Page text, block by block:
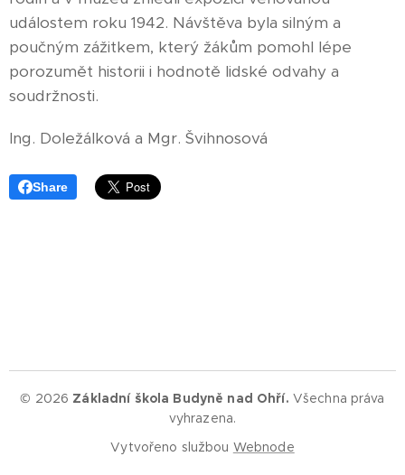
událostem roku 1942. Návštěva byla silným a
poučným zážitkem, který žákům pomohl lépe
porozumět historii i hodnotě lidské odvahy a
soudržnosti.
Ing. Doležálková a Mgr. Švihnosová
Share
© 2026 Základní škola Budyně nad Ohří. Všechna práva
vyhrazena.
Vytvořeno službou Webnode